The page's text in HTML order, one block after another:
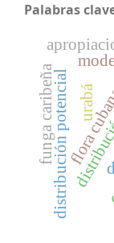
Palabras
distribución potencialfloraurabá
funga caribeña